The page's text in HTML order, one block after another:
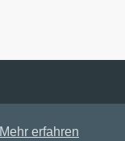
Mehr erfahren